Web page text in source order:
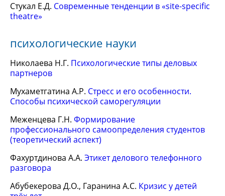
Стукал Е.Д. Современные тенденции в «site-specific
theatre»
психологические науки
Николаева Н.Г. Психологические типы деловых
партнеров
Мухаметгатина А.Р. Стресс и его особенности.
Способы психической саморегуляции
Меженцева Г.Н. Формирование
профессионального самоопределения студентов
(теоретический аспект)
Фахуртдинова А.А. Этикет делового телефонного
разговора
Абубекерова Д.О., Гаранина А.С. Кризис у детей